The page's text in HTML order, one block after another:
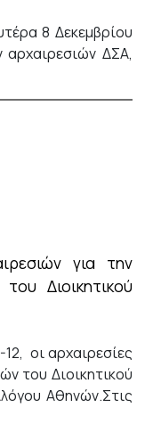
8 Δεκεμβρίου
αρχαιρεσιών ΔΣΑ,
για την
Διοικητικού
οι αρχαιρεσίες
του Διοικητικού
Αθηνών.Στις